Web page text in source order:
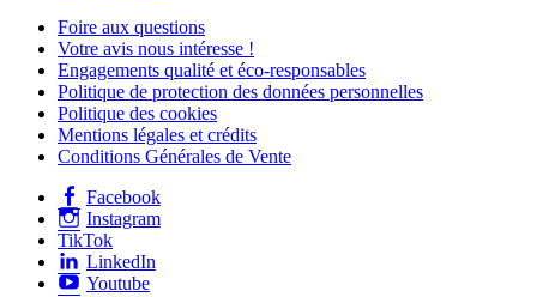
Foire aux questions
Votre avis nous intéresse !
Engagements qualité et éco-responsables
Politique de protection des données personnelles
Politique des cookies
Mentions légales et crédits
Conditions Générales de Vente
Facebook
Instagram
TikTok
LinkedIn
Youtube